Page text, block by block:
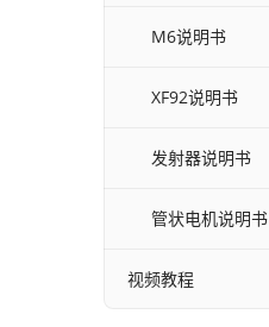
M6说明书
XF92说明书
发射器说明书
管状电机说明书
视频教程